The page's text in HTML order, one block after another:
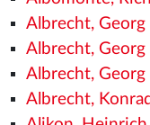
Albrecht,
Albrecht,
Albrecht, Georg
Albrecht,